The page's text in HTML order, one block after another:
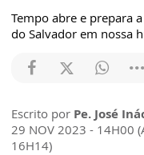
Tempo abre e prepara
do Salvador em nossa
Escrito por Pe. José
29 NOV 2023 - 14H00
16H14)